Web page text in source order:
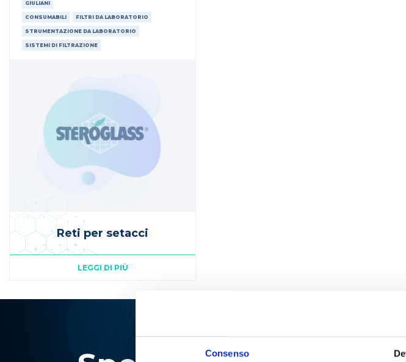
Consenso
GIULIANI
CONSUMABILI FILTRI DA LABORATORIO
STRUMENTAZIONE DA LABORATORIO
SISTEMI DI FILTRAZIONE
Reti per setacci
LEGGI DI PIÙ